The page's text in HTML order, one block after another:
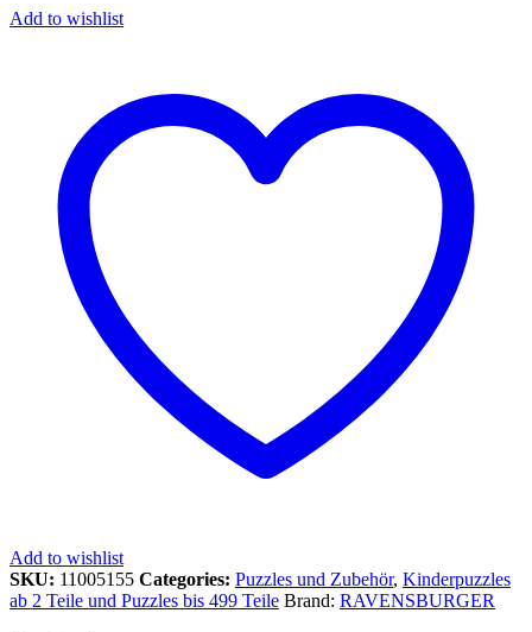
Add to wishlist
Add to wishlist
SKU: 11005155 Categories: Puzzles und Zubehör, Kinderpuzzles
ab 2 Teile und Puzzles bis 499 Teile Brand: RAVENSBURGER